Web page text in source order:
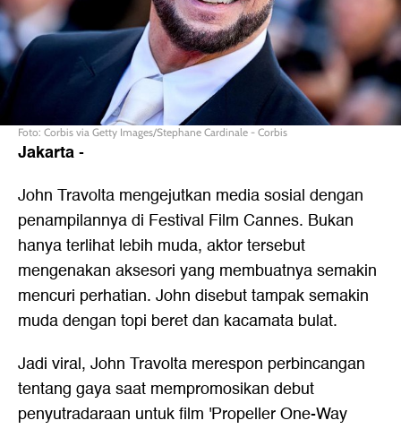
Foto: Corbis via Getty Images/Stephane Cardinale - Corbis
Jakarta-
John Travolta mengejutkan media sosial dengan
penampilannya di Festival Film Cannes. Bukan
hanya terlihat lebih muda, aktor tersebut
mengenakan aksesori yang membuatnya semakin
mencuri perhatian. John disebut tampak semakin
muda dengan topi beret dan kacamata bulat.
Jadi viral, John Travolta merespon perbincangan
tentang gaya saat mempromosikan debut
penyutradaraan untuk film 'Propeller One-Way